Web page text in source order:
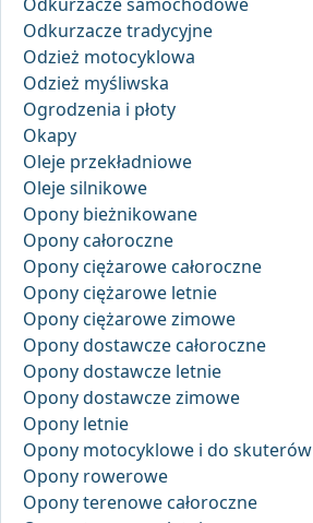
Odkurzacze tradycyjne
Odzież motocyklowa
Odzież myśliwska
Ogrodzenia i płoty
Okapy
Oleje przekładniowe
Oleje silnikowe
Opony bieżnikowane
Opony całoroczne
Opony ciężarowe całoroczne
Opony ciężarowe letnie
Opony ciężarowe zimowe
Opony dostawcze całoroczne
Opony dostawcze letnie
Opony dostawcze zimowe
Opony letnie
Opony motocyklowe i do skuterów
Opony rowerowe
Opony terenowe całoroczne